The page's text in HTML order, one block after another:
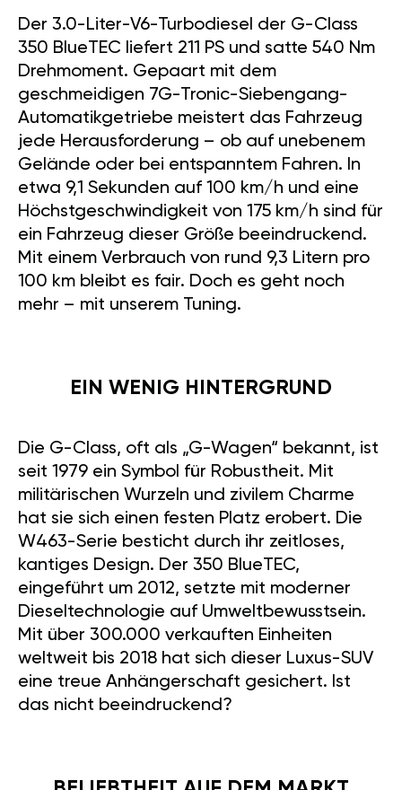
Der 3.0-Liter-V6-Turbodiesel der G-Class
350 BlueTEC liefert 211 PS und satte 540 Nm
Drehmoment. Gepaart mit dem
geschmeidigen 7G-Tronic-Siebengang-
Automatikgetriebe meistert das Fahrzeug
jede Herausforderung – ob auf unebenem
Gelände oder bei entspanntem Fahren. In
etwa 9,1 Sekunden auf 100 km/h und eine
Höchstgeschwindigkeit von 175 km/h sind für
ein Fahrzeug dieser Größe beeindruckend.
Mit einem Verbrauch von rund 9,3 Litern pro
100 km bleibt es fair. Doch es geht noch
mehr – mit unserem Tuning.
EIN WENIG HINTERGRUND
Die G-Class, oft als „G-Wagen“ bekannt, ist
seit 1979 ein Symbol für Robustheit. Mit
militärischen Wurzeln und zivilem Charme
hat sie sich einen festen Platz erobert. Die
W463-Serie besticht durch ihr zeitloses,
kantiges Design. Der 350 BlueTEC,
eingeführt um 2012, setzte mit moderner
Dieseltechnologie auf Umweltbewusstsein.
Mit über 300.000 verkauften Einheiten
weltweit bis 2018 hat sich dieser Luxus-SUV
eine treue Anhängerschaft gesichert. Ist
das nicht beeindruckend?